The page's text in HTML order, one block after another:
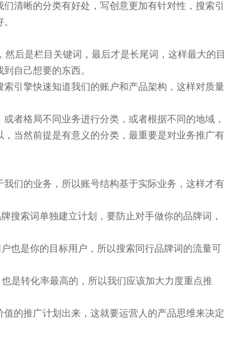
清晰的分类有好处，写创意更加有针对性，搜索引
后是栏目关键词，最后才是长尾词，这样最大的目
自己想要的东西。
引擎快速知道我们的账户和产品架构，这样对质量
者格局不同业务进行分类，或者根据不同的地域，
当然前提是有意义的分类，最重要是对业务推广有
们的业务，所以账号结构基于实际业务，这样才有
搜索词单独建立计划，要防止对手做你的品牌词，
也是你的目标用户，所以搜索同行品牌词的流量可
是转化率最高的，所以我们应该加大力度重点推
的推广计划出来，这就要运营人的产品思维来决定